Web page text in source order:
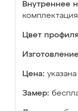
Внутреннее
комплектация
Цвет
Цена:
Замер: